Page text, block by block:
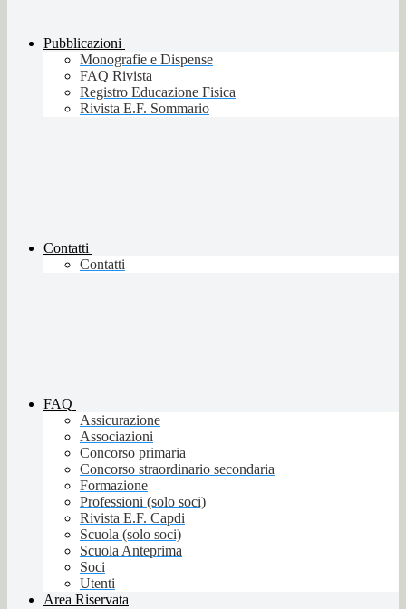
Pubblicazioni
Monografie e Dispense
FAQ Rivista
Registro Educazione Fisica
Rivista E.F. Sommario
Contatti
Contatti
FAQ
Assicurazione
Associazioni
Concorso primaria
Concorso straordinario secondaria
Formazione
Professioni (solo soci)
Rivista E.F. Capdi
Scuola (solo soci)
Scuola Anteprima
Soci
Utenti
Area Riservata